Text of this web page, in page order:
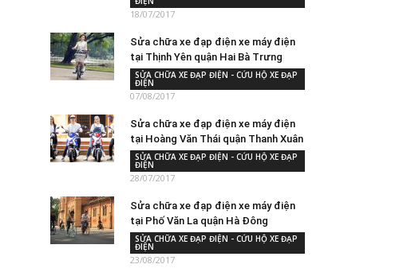
18/07/2017
Sửa chữa xe đạp điện xe máy điện
tại Thịnh Yên quận Hai Bà Trưng
SỬA CHỮA XE ĐẠP ĐIỆN - CỨU HỘ XE ĐẠP
ĐIỆN
07/08/2017
Sửa chữa xe đạp điện xe máy điện
tại Hoàng Văn Thái quận Thanh Xuân
SỬA CHỮA XE ĐẠP ĐIỆN - CỨU HỘ XE ĐẠP
ĐIỆN
28/07/2017
Sửa chữa xe đạp điện xe máy điện
tại Phố Văn La quận Hà Đông
SỬA CHỮA XE ĐẠP ĐIỆN - CỨU HỘ XE ĐẠP
ĐIỆN
23/08/2017